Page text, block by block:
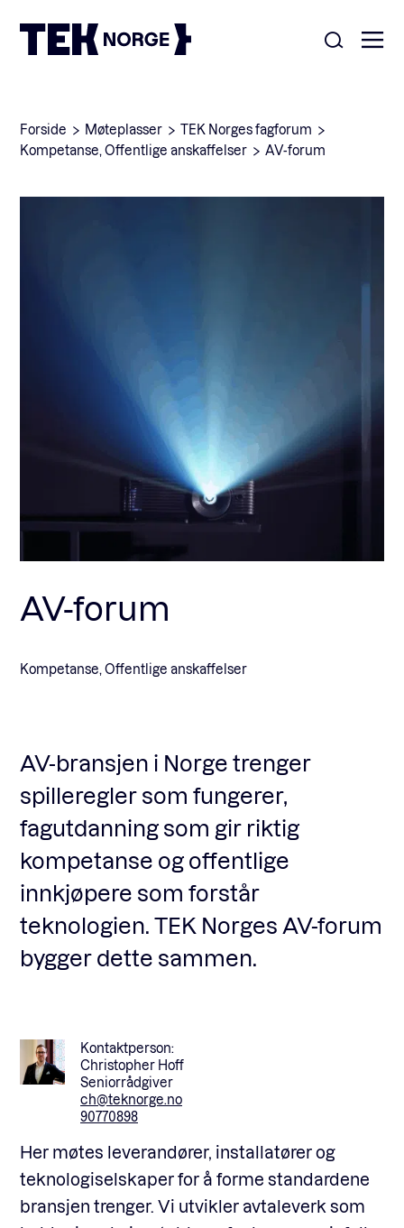
Om oss
Medlemskap
Arrangementer
Standardavtaler
Nyheter og meninger
Forside Møteplasser
TEK Norges fagforum
Kompetanse, Offentlige anskaffelser AV-forum
AV-forum
Kompetanse, Offentlige anskaffelser
AV-bransjen i Norge trenger
spilleregler som fungerer,
fagutdanning som gir riktig
kompetanse og offentlige
innkjøpere som forstår
teknologien. TEK Norges AV-forum
bygger dette sammen.
Kontaktperson:
Christopher Hoff
Seniorrådgiver
ch@teknorge.no
90770898
Her møtes leverandører, installatører og
teknologiselskaper for å forme standardene
bransjen trenger. Vi utvikler avtaleverk som